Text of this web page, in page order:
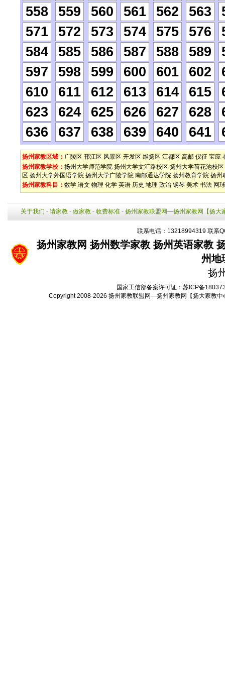
558 559 560 561 562 563
571
572 573 574 575 576
584
585 586 587 588 589
597
598 599 600 601 602
610
611 612 613 614 615
623
624 625 626 627 628
636
637 638 639 640 641
扬州家教区域： 广陵区 邗江区 风景区 开发区 维扬区 江都区 高邮 仪征 宝应
扬州家教学校： 扬州大学师范学院 扬州大学文汇路校区 扬州大学荷花池校区
区 扬州大学外国语学院 扬州大学广陵学院 南邮通达学院 扬州教育学院 扬州
扬州家教科目： 数学 语文 物理 化学 英语 历史 地理 政治 钢琴 美术 书法 网球
关于我们 - 请家教 - 做家教 - 收费标准 - 扬州家教联盟网—扬州家教网【扬大
联系电话：13218994319 联系
扬州家教网 扬州数学家教 扬州英语家教
州地
扬
国家工信部备案许可证： 苏ICP备
Copyright 2008-2026 扬州家教联盟网—扬州家教网【扬大家教